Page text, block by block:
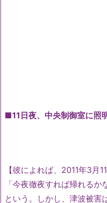
■11日夜、中央制御室に照
【彼によれば、2011年3月
「今夜徹夜すれば帰れる
という。しかし、津波被害